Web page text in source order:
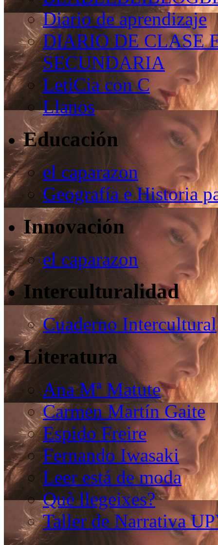
Diario de aprendizaje
DIARIO DE CLASE
SECUNDARIA
LetiCia con C
Llanos
Educación
el caparazon
Geografía e Historia
Innovación
el caparazon
Interculturalidad
Cuaderno Intercultural
Literatura
Ana Mª Matute
Carmen Martín Gaite
Espido Freire
Fernando Iwasaki
Leer está de moda
Què llegeixes?
Taller de Narrativa